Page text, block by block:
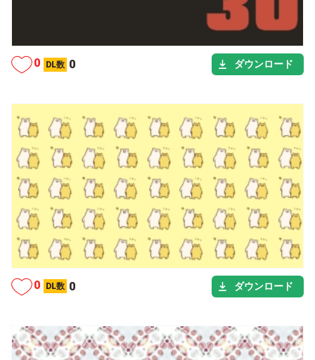
0 DL数 0 ダウンロード
カテゴリー
タグ
0 DL数 0 ダウンロード